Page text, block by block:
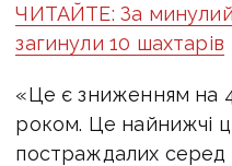
ЧИТАЙТЕ: За минулий
загинули 10 шахтарів
«Це є зниженням на
роком. Це найнижчі
постраждалих серед